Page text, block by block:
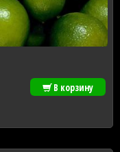
В корзину